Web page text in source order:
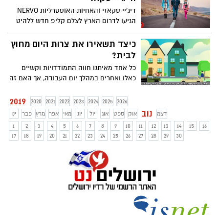
דיג'יי סקאזי והאחיות האוסטרליות NERVO
הגיעו לדרום הארץ לצלם קליפ חדש ללהיט
"Faded" . הקלפי צולם בחווה הסולרית
באשלים, בים המלח ובמערות בית גוברין.
סקאזי" היה חשוב לי לצלם את הקליפ בארץ
כיצד תשאירו את צרות היום מחוץ
לבית?
כל אחד מאיתנו חווה התמודדויות וקשיים
כאלו ואחרים במהלך יום העבודה, אך האם זה
התחושה המרה, תהא אשר תהא, על האנשים
היקרים לנו מכל? הסרטון הבא יציג בפניכם
משל מקסים החושף דרך אפשרית להתמודד
עם בעיות שכאלו - צפו
2019 2020 2021 2022 2023 2024 2025
2026
ינו
פבר מרץ אפר מאי יונ יול אוג ספט אוק נוב
דצמ
1
2 3 4 5 6 7 8 9 10 11 12 13 14 15
16
17
18 19 20 21 22 23 24 25 26 27 28 29 30